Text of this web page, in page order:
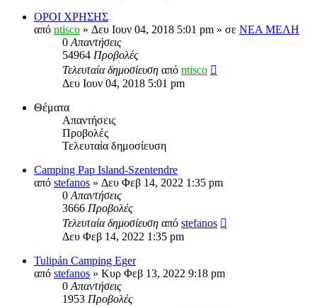
ΟΡΟΙ ΧΡΗΣΗΣ
από ntisco » Δευ Ιουν 04, 2018 5:01 pm » σε ΝΕΑ ΜΕΛΗ
0 Απαντήσεις
54964 Προβολές
Τελευταία δημοσίευση από ntisco
Δευ Ιουν 04, 2018 5:01 pm
Θέματα
Απαντήσεις
Προβολές
Τελευταία δημοσίευση
Camping Pap Island-Szentendre
από stefanos » Δευ Φεβ 14, 2022 1:35 pm
0 Απαντήσεις
3666 Προβολές
Τελευταία δημοσίευση από stefanos
Δευ Φεβ 14, 2022 1:35 pm
Tulipán Camping Eger
από stefanos » Κυρ Φεβ 13, 2022 9:18 pm
0 Απαντήσεις
1953 Προβολές